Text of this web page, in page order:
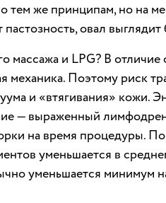
тем же принципам, но на
овал
массажа и LPG? В
Поэтому риск
и «втягивания»
— выраженный
на время процедуры.
уменьшается в
уменьшается минимум